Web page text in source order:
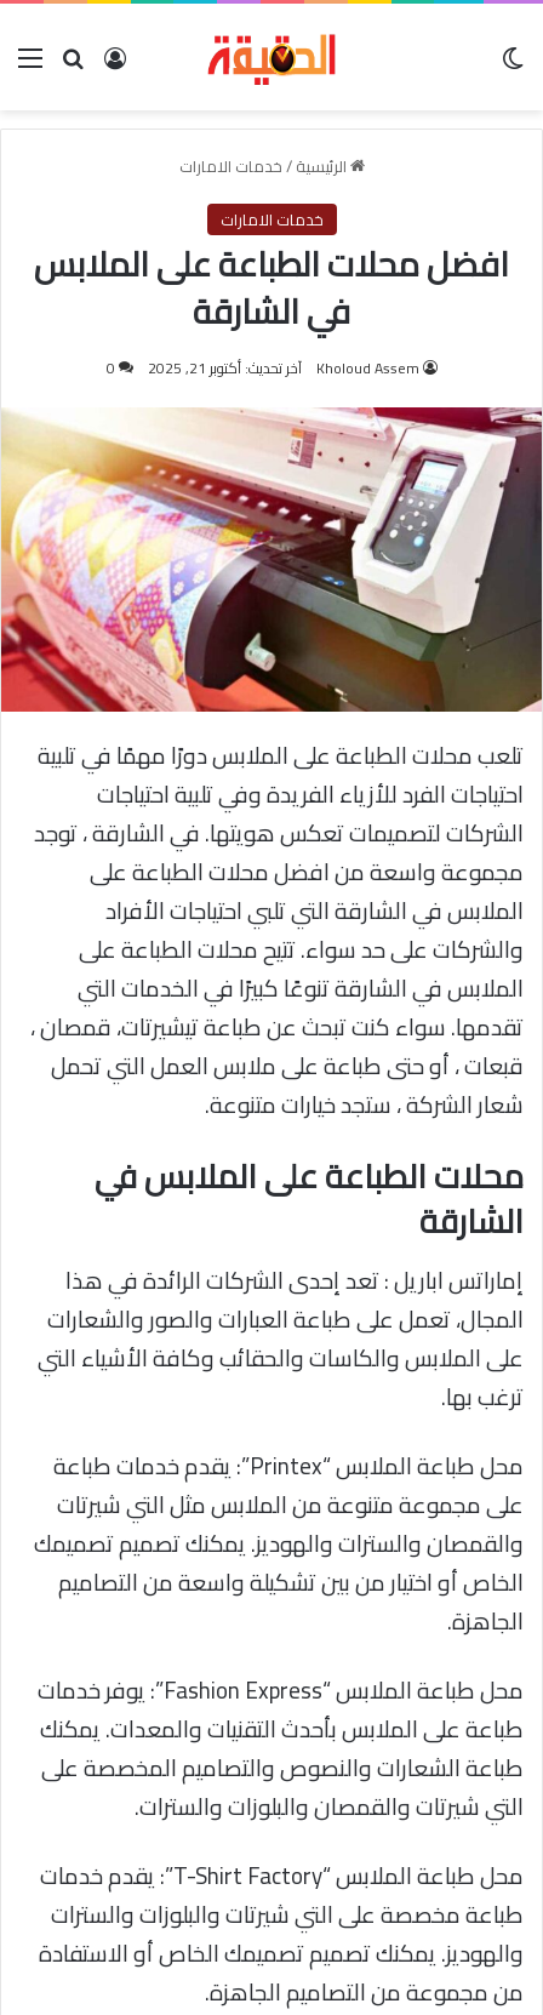
بحث عنتسجيل
الرئيسية/خدمات الامارات
خدمات الامارات
افضل محلات الطباعة على الملابس
في الشارقة
Kholoud Assem آخر تحديث: أكتوبر 21, 2025 0
تلعب محلات الطباعة على الملابس دورًا مهمًا في تلبية
احتياجات الفرد للأزياء الفريدة وفي تلبية احتياجات
الشركات لتصميمات تعكس هويتها. في الشارقة ، توجد
مجموعة واسعة من افضل محلات الطباعة على
الملابس في الشارقة التي تلبي احتياجات الأفراد
والشركات على حد سواء. تتيح محلات الطباعة على
الملابس في الشارقة تنوعًا كبيرًا في الخدمات التي
تقدمها. سواء كنت تبحث عن طباعة تيشيرتات، قمصان ،
قبعات ، أو حتى طباعة على ملابس العمل التي تحمل
شعار الشركة ، ستجد خيارات متنوعة.
محلات الطباعة على الملابس في
الشارقة
إماراتس اباريل : تعد إحدى الشركات الرائدة في هذا
المجال، تعمل على طباعة العبارات والصور والشعارات
على الملابس والكاسات والحقائب وكافة الأشياء التي
ترغب بها.
محل طباعة الملابس “Printex”: يقدم خدمات طباعة
على مجموعة متنوعة من الملابس مثل التي شيرتات
والقمصان والسترات والهوديز. يمكنك تصميم تصميمك
الخاص أو اختيار من بين تشكيلة واسعة من التصاميم
الجاهزة.
محل طباعة الملابس “Fashion Express”: يوفر خدمات
طباعة على الملابس بأحدث التقنيات والمعدات. يمكنك
طباعة الشعارات والنصوص والتصاميم المخصصة على
التي شيرتات والقمصان والبلوزات والسترات.
محل طباعة الملابس “T-Shirt Factory”: يقدم خدمات
طباعة مخصصة على التي شيرتات والبلوزات والسترات
والهوديز. يمكنك تصميم تصميمك الخاص أو الاستفادة
من مجموعة من التصاميم الجاهزة.